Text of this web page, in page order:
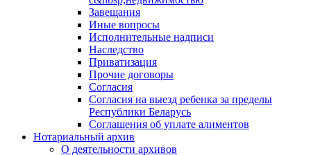
Завещания
Иные вопросы
Исполнительные надписи
Наследство
Приватизация
Прочие договоры
Согласия
Согласия на выезд ребенка за пределы
Республики Беларусь
Соглашения об уплате алиментов
Нотариальный архив
О деятельности архивов